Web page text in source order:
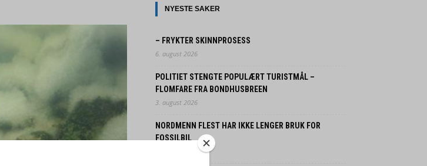
NYESTE SAKER
– FRYKTER SKINNPROSESS
6. august 2026
POLITIET STENGTE POPULÆRT TURISTMÅL –
FLOMFARE FRA BONDHUSBREEN
3. august 2026
NORDMENN FLEST HAR IKKE LENGER BRUK FOR
FOSSILBIL